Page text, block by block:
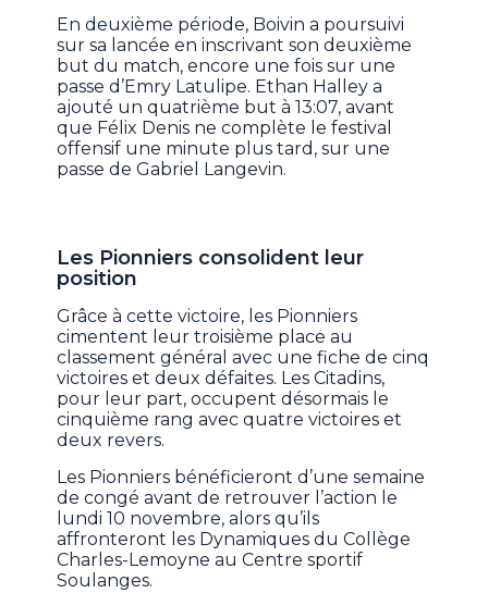
En deuxième période, Boivin a poursuivi
sur sa lancée en inscrivant son deuxième
but du match, encore une fois sur une
passe d’Emry Latulipe. Ethan Halley a
ajouté un quatrième but à 13:07, avant
que Félix Denis ne complète le festival
offensif une minute plus tard, sur une
passe de Gabriel Langevin.
Les Pionniers consolident leur
position
Grâce à cette victoire, les Pionniers
cimentent leur troisième place au
classement général avec une fiche de cinq
victoires et deux défaites. Les Citadins,
pour leur part, occupent désormais le
cinquième rang avec quatre victoires et
deux revers.
Les Pionniers bénéficieront d’une semaine
de congé avant de retrouver l’action le
lundi 10 novembre, alors qu’ils
affronteront les Dynamiques du Collège
Charles-Lemoyne au Centre sportif
Soulanges.